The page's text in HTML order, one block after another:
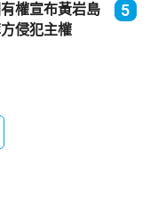
權宣布黃岩島
侵犯主權
5